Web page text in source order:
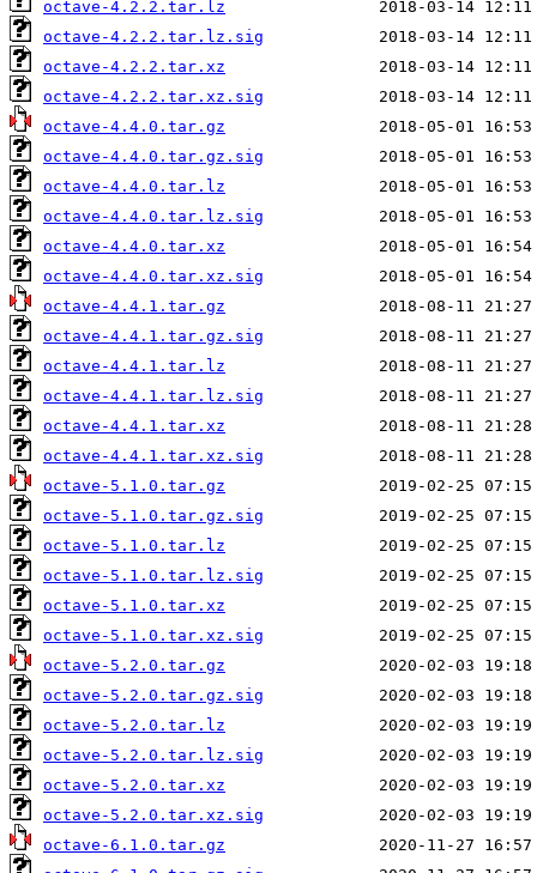
octave-4.2.2.tar.lz
octave-4.2.2.tar.lz.sig
octave-4.2.2.tar.xz
octave-4.2.2.tar.xz.sig
octave-4.4.0.tar.gz
octave-4.4.0.tar.gz.sig
octave-4.4.0.tar.lz
octave-4.4.0.tar.lz.sig
octave-4.4.0.tar.xz
octave-4.4.0.tar.xz.sig
octave-4.4.1.tar.gz
octave-4.4.1.tar.gz.sig
octave-4.4.1.tar.lz
octave-4.4.1.tar.lz.sig
octave-4.4.1.tar.xz
octave-4.4.1.tar.xz.sig
octave-5.1.0.tar.gz
octave-5.1.0.tar.gz.sig
octave-5.1.0.tar.lz
octave-5.1.0.tar.lz.sig
octave-5.1.0.tar.xz
octave-5.1.0.tar.xz.sig
octave-5.2.0.tar.gz
octave-5.2.0.tar.gz.sig
octave-5.2.0.tar.lz
octave-5.2.0.tar.lz.sig
octave-5.2.0.tar.xz
octave-5.2.0.tar.xz.sig
octave-6.1.0.tar.gz